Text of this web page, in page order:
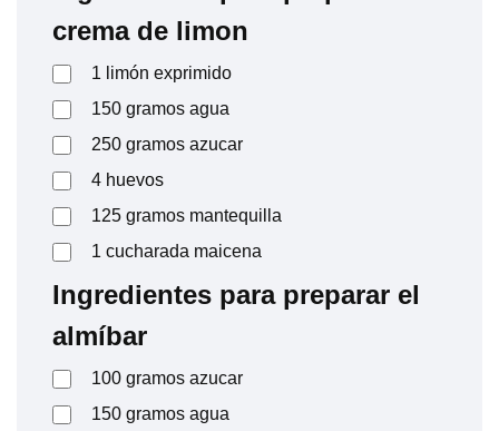
crema de limon
1 limón exprimido
150 gramos agua
250 gramos azucar
4 huevos
125 gramos mantequilla
1 cucharada maicena
Ingredientes para preparar el
almíbar
100 gramos azucar
150 gramos agua